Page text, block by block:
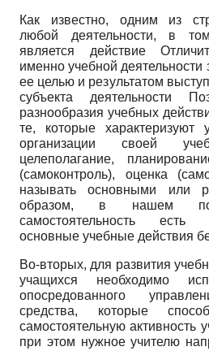
Как известно, одним из
любой деятельности, в
является действие
именно учебной деятельности
ее целью и результатом
субъекта деятельности
разнообразия учебных
те, которые характеризуют
организации своей
целеполагание,
(самоконтроль), оценка
называть основными или
образом, в нашем
самостоятельность
основные учебные действия
Во-вторых, для развития
учащихся необходимо
опосредованного
средства, которые
самостоятельную активность
при этом нужное учителю